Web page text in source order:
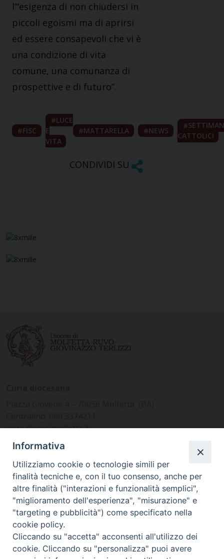
l’“esigenza di non chiudersi in
piccoli egoismi ma di aprirsi
ed essere consapevoli che vi è
una condizione di vita
comune, una comunanza di
prospettive e di futuro”.
FISC
LUCE
E
VITA
MATTARELLA NEWS
CATTOLICI
CONDIVIDI SU
www.diocesimolfetta.it –
diocesimolfetta@pec.chiesacattolica.it
Ufficio Comunicazioni sociali
Piazza Giovene 4 – 70056 Molfetta (BA)
comunicazionisociali@diocesimolfetta.it
SEGUICI SU
Facebook
Instagram
X YouTube
Feed
Informativa
Utilizziamo cookie o tecnologie simili per
finalità tecniche e, con il tuo consenso, anche per
altre finalità ("interazioni e funzionalità semplici",
"miglioramento dell'esperienza", "misurazione" e
"targeting e pubblicità") come specificato nella
cookie policy.
Cliccando su "accetta" acconsenti all'utilizzo dei
cookie. Cliccando su "personalizza" puoi avere